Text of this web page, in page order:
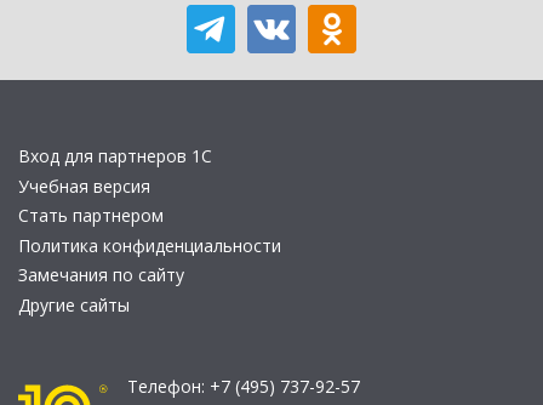
Вход для партнеров 1С
Учебная версия
Стать партнером
Политика конфиденциальности
Замечания по сайту
Другие сайты
Телефон: +7 (495) 737-92-57